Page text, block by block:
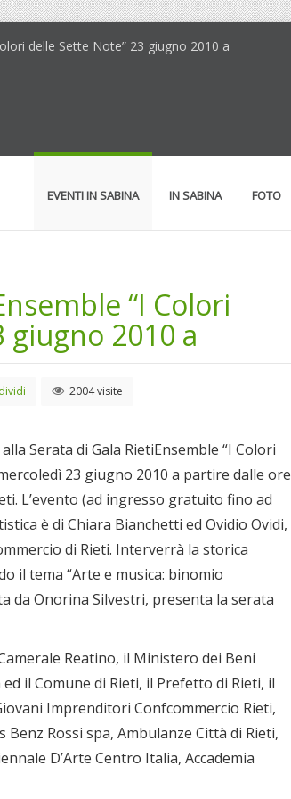
delle Sette Note” 23 giugno 2010 a
EVENTI IN SABINA IN SABINA FOTO
“I Colori
giugno 2010 a
2004 visite
Serata di Gala RietiEnsemble “I Colori
23 giugno 2010 a partire dalle ore
L’evento (ad ingresso gratuito fino ad
è di Chiara Bianchetti ed Ovidio Ovidi,
di Rieti. Interverrà la storica
il tema “Arte e musica: binomio
da Onorina Silvestri, presenta la serata
Reatino, il Ministero dei Beni
il Comune di Rieti, il Prefetto di Rieti, il
Imprenditori Confcommercio Rieti,
Rossi spa, Ambulanze Città di Rieti,
D’Arte Centro Italia, Accademia